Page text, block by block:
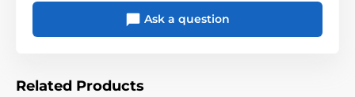
Ask a question
Related Products